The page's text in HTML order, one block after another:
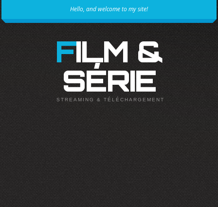
Hello, and welcome to my site!
FILM &
SÉRIE
STREAMING & TÉLÉCHARGEMENT